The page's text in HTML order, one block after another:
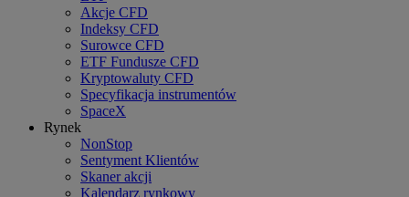
Akcje CFD
Indeksy CFD
Surowce CFD
ETF Fundusze CFD
Kryptowaluty CFD
Specyfikacja instrumentów
SpaceX
Rynek
NonStop
Sentyment Klientów
Skaner akcji
Kalendarz rynkowy